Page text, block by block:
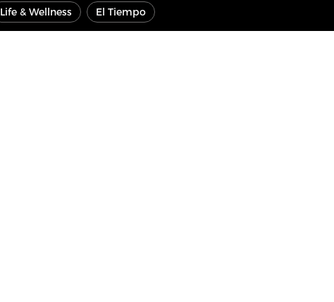
Life & Wellness El Tiempo